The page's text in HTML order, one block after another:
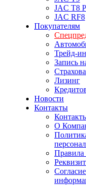
JAC T8
JAC RF8
Покупателям
Трейд-ин
Запись
Лизинг
Новости
Контакты
О
Правила